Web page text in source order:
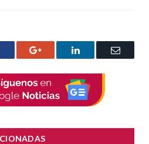
Google+ LinkedIn
Correo